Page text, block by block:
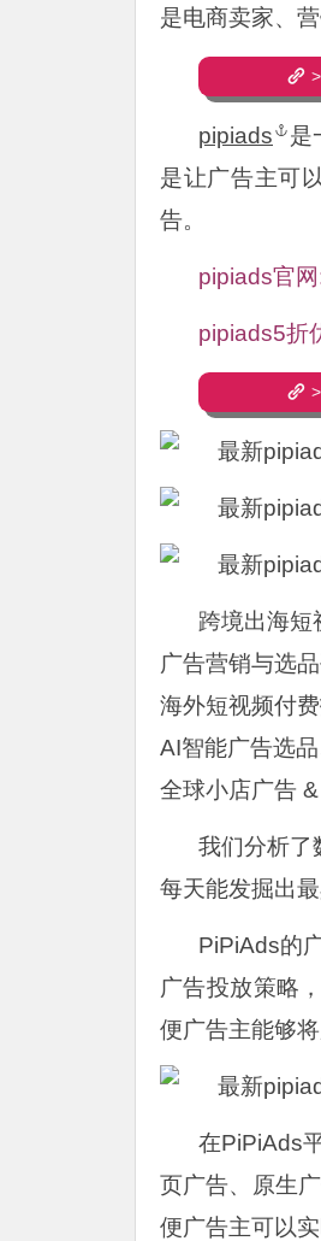
是电商卖家、
pipiads
是
是让广告主可
告。
pipiads官
pipiads5折
跨境出海短
广告营销与选
海外短视频付
AI智能广告选
全球小店广告
我们分析了
每天能发掘出
PiPiAds的
广告投放策略
便广告主能够
在PiPiAds
页广告、原生
便广告主可以